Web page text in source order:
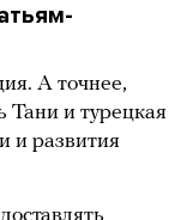
А точнее,
Тани и турецкая
и развития